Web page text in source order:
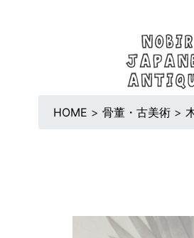
HOME > 骨董・古美術 >